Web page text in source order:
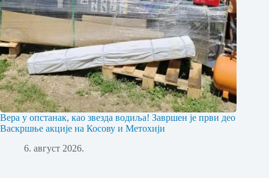
Вера у опстанак, као звезда водиља! Завршен је први део
Васкршње акције на Косову и Метохији
6. август 2026.